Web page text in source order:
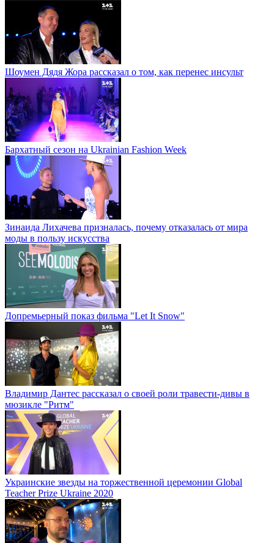
Шоумен Дядя Жора рассказал о том, как перенес инсульт
Бархатный сезон на Ukrainian Fashion Week
Зинаида Лихачева призналась, почему отказалась от мира
моды в пользу искусства
Допремьерный показ фильма "Let It Snow"
Владимир Дантес рассказал о своей роли травести-дивы в
мюзикле "Ритм"
Украинские звезды на торжественной церемонии Global
Teacher Prize Ukraine 2020